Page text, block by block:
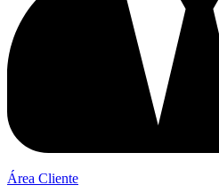
Área Cliente